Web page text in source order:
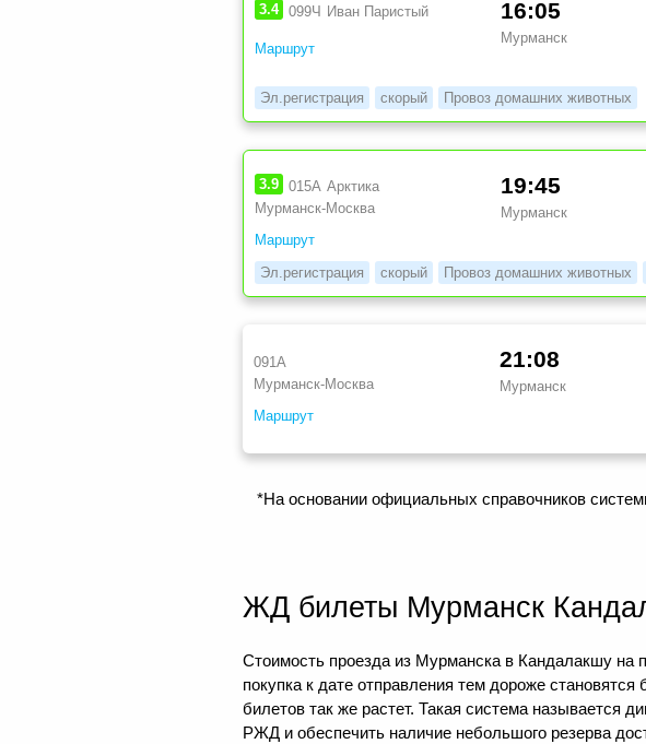
3.4 099Ч Иван Паристый
Маршрут
16:05
Мурманск
Эл.регистрация скорый Провоз домашних животных
3.9 015А Арктика
Мурманск-Москва
Маршрут
19:45
Мурманск
Эл.регистрация скорый Провоз домашних животных
091А
Мурманск-Москва
Маршрут
21:08
Мурманск
*На основании официальных справочников
ЖД билеты Мурманск
Стоимость проезда из Мурманска в Кандалакшу на
покупка к дате отправления тем дороже
билетов так же растет. Такая система называется
РЖД и обеспечить наличие небольшого резерва